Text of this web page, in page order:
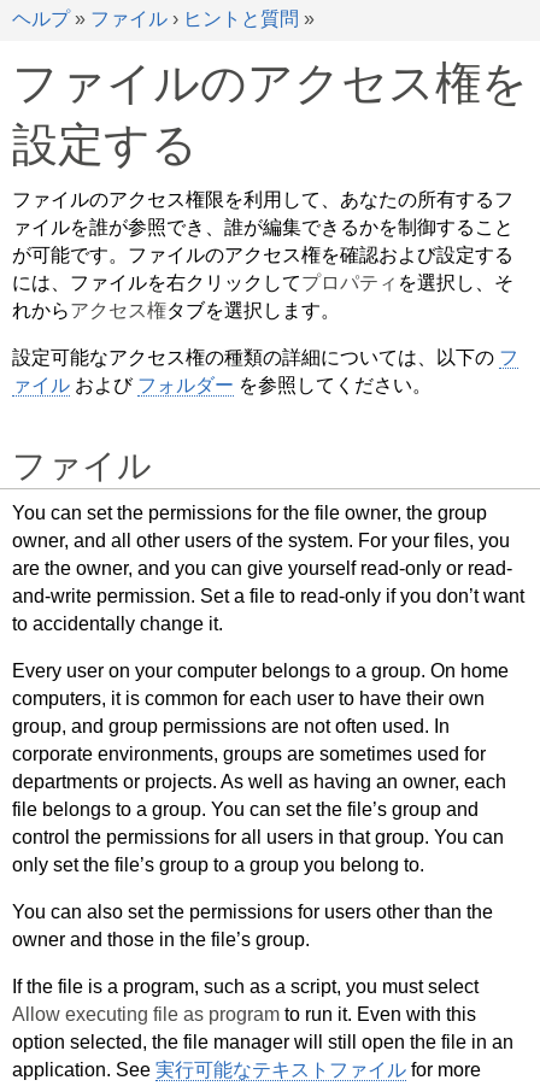
ヘルプ» ファイル › ヒントと質問 »
ファイルのアクセス権を
設定する
ファイルのアクセス権限を利用して、あなたの所有するフ
ァイルを誰が参照でき、誰が編集できるかを制御すること
が可能です。ファイルのアクセス権を確認および設定する
には、ファイルを右クリックしてプロパティ を選択し、そ
れからアクセス権タブを選択します。
設定可能なアクセス権の種類の詳細については、以下の フ
ァイル および フォルダー を参照してください。
ファイル
You can set the permissions for the file owner, the group
owner, and all other users of the system. For your files, you
are the owner, and you can give yourself read-only or read-
and-write permission. Set a file to read-only if you don’t want
to accidentally change it.
Every user on your computer belongs to a group. On home
computers, it is common for each user to have their own
group, and group permissions are not often used. In
corporate environments, groups are sometimes used for
departments or projects. As well as having an owner, each
file belongs to a group. You can set the file’s group and
control the permissions for all users in that group. You can
only set the file’s group to a group you belong to.
You can also set the permissions for users other than the
owner and those in the file’s group.
If the file is a program, such as a script, you must select
Allow executing file as program to run it. Even with this
option selected, the file manager will still open the file in an
application. See 実行可能なテキストファイル for more